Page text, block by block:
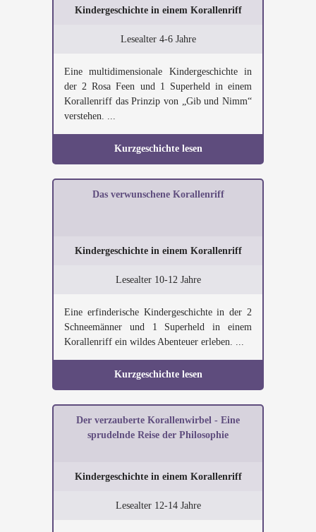
Kindergeschichte in einem Korallenriff
Lesealter 4-6 Jahre
Eine multidimensionale Kindergeschichte in
der 2 Rosa Feen und 1 Superheld in einem
Korallenriff das Prinzip von „Gib und Nimm“
verstehen. ...
Kurzgeschichte lesen
Das verwunschene Korallenriff
Kindergeschichte in einem Korallenriff
Lesealter 10-12 Jahre
Eine erfinderische Kindergeschichte in der 2
Schneemänner und 1 Superheld in einem
Korallenriff ein wildes Abenteuer erleben. ...
Kurzgeschichte lesen
Der verzauberte Korallenwirbel - Eine
sprudelnde Reise der Philosophie
Kindergeschichte in einem Korallenriff
Lesealter 12-14 Jahre